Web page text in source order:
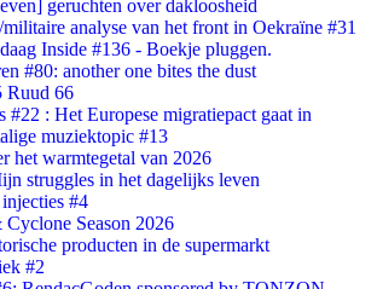
geruchten over dakloosheid
militaire analyse van het front in Oekraïne #31
Inside #136 - Boekje pluggen.
#80: another one bites the dust
Ruud 66
#22 : Het Europese migratiepact gaat in
muziektopic #13
het warmtegetal van 2026
struggles in het dagelijks leven
#4
Season 2026
producten in de supermarkt
#2